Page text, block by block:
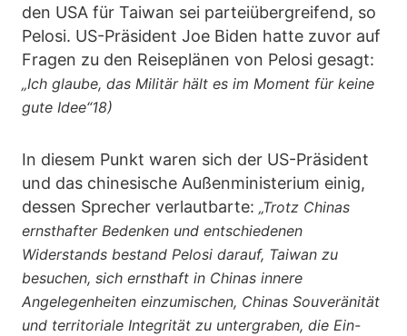
den USA für Taiwan sei parteiübergreifend, so
Pelosi. US-Präsident Joe Biden hatte zuvor auf
Fragen zu den Reiseplänen von Pelosi gesagt:
„Ich glaube, das Militär hält es im Moment für keine
gute Idee“18)
In diesem Punkt waren sich der US-Präsident
und das chinesische Außenministerium einig,
dessen Sprecher verlautbarte: „Trotz Chinas
ernsthafter Bedenken und entschiedenen
Widerstands bestand Pelosi darauf, Taiwan zu
besuchen, sich ernsthaft in Chinas innere
Angelegenheiten einzumischen, Chinas Souveränität
und territoriale Integrität zu untergraben, die Ein-